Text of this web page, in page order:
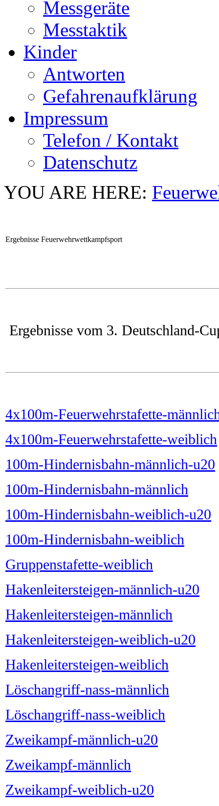
Messgeräte
Messtaktik
Kinder
Antworten
Gefahrenaufklärung
Impressum
Telefon / Kontakt
Datenschutz
YOU ARE HERE:
Ergebnisse Feuerwehrwettkampfsport
Ergebnisse vom 3. Deutschland-
4x100m-Feuerwehrstafette-
4x100m-Feuerwehrstafette-weiblich
100m-Hindernisbahn-männlich-u20
100m-Hindernisbahn-männlich
100m-Hindernisbahn-weiblich-u20
100m-Hindernisbahn-weiblich
Gruppenstafette-weiblich
Hakenleitersteigen-männlich-u20
Hakenleitersteigen-männlich
Hakenleitersteigen-weiblich-u20
Hakenleitersteigen-weiblich
Löschangriff-nass-männlich
Löschangriff-nass-weiblich
Zweikampf-männlich-u20
Zweikampf-männlich
Zweikampf-weiblich-u20